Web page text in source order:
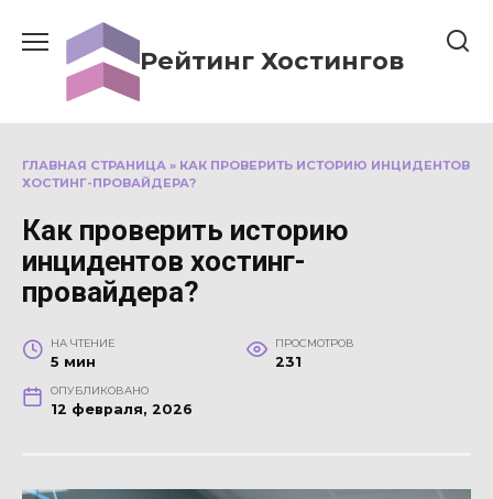
содержанию
Рейтинг Хостингов
ГЛАВНАЯ СТРАНИЦА » КАК ПРОВЕРИТЬ ИСТОРИЮ ИНЦИДЕНТОВ
ХОСТИНГ-ПРОВАЙДЕРА?
Как проверить историю
инцидентов хостинг-
провайдера?
НА ЧТЕНИЕ
5 мин
ПРОСМОТРОВ
231
ОПУБЛИКОВАНО
12 февраля, 2026